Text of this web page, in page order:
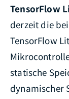
TensorFlow
derzeit die
TensorFlow
statische
dynamischer